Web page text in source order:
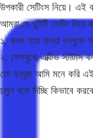
উপকারী সেটিংস নিয়ে। এই
আমরা যে দুুইটি সেটিং নিয়ে
১. ব্লক হয়ে যাওয়া বন্ধুকে
২. ফেসবুকে এক্টিভ স্টাটাস
তো বন্ধুরা আমি মনে করি
চলুন বলে দিচ্ছি কিভাবে